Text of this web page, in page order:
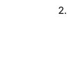
2.